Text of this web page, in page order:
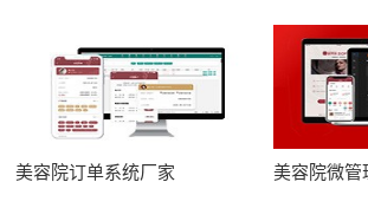
美容院订单系统厂家 美容院微管